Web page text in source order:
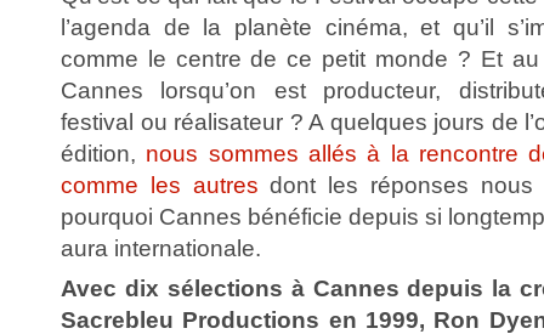
l’agenda de la planète cinéma, et qu’il
comme le centre de ce petit monde ? Et au
Cannes lorsqu’on est producteur,
festival ou réalisateur ? A quelques jours de
édition, nous sommes allés à la rencontre
comme les autres dont les réponses nous
pourquoi Cannes bénéficie depuis si
aura internationale.
Avec dix sélections à Cannes depuis la
Sacrebleu Productions en 1999, Ron